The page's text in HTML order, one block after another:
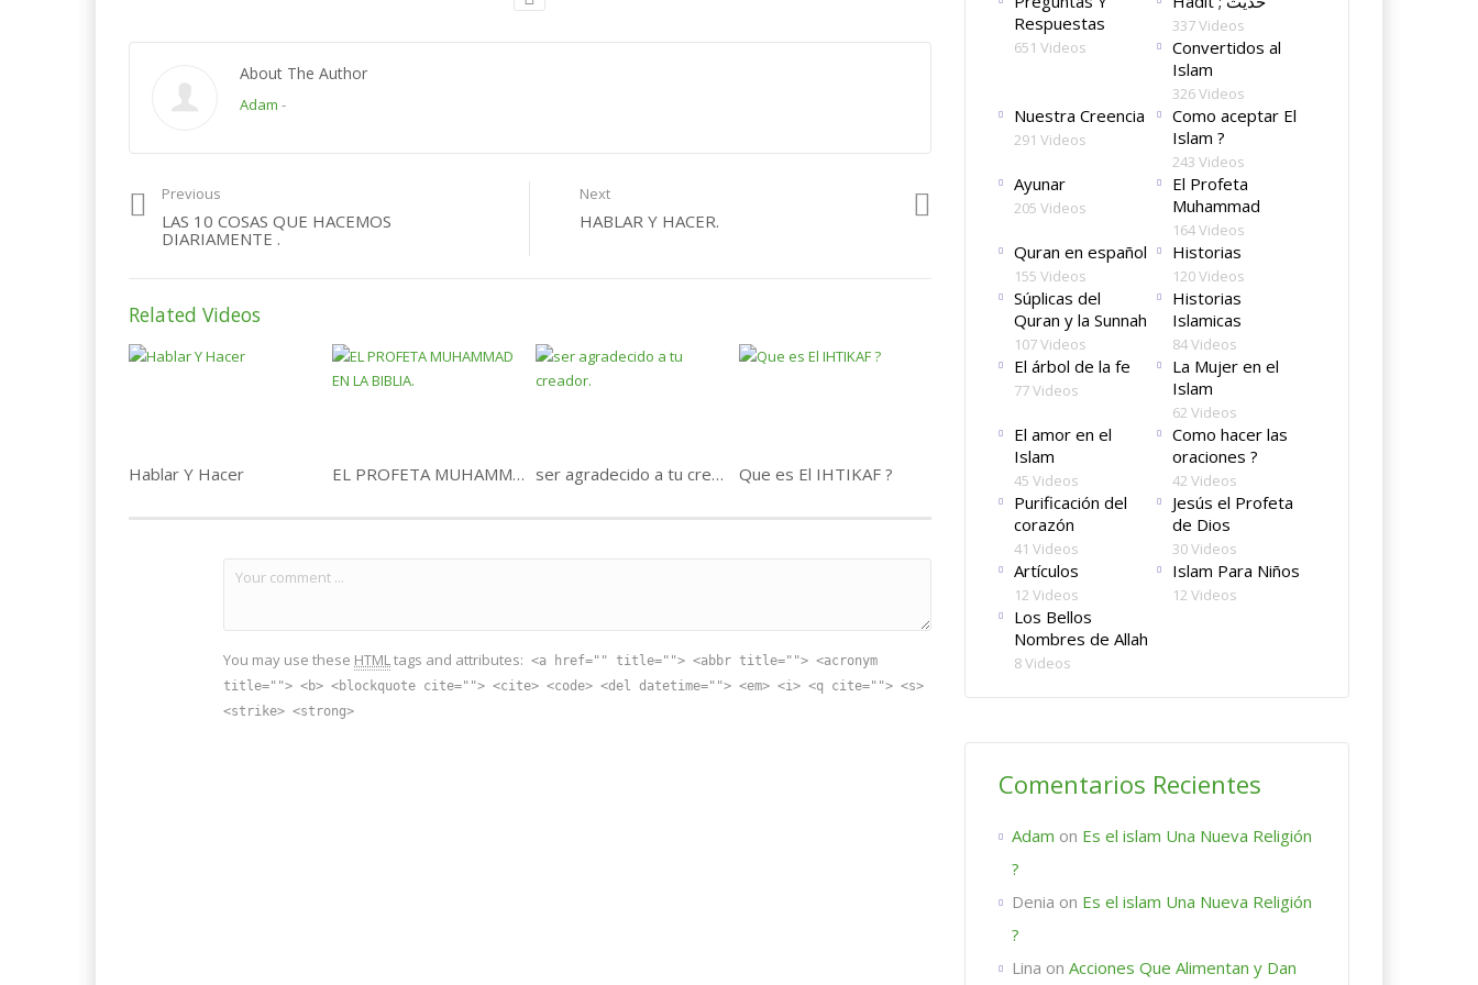
About The Author
Adam -
Previous
LAS 10 COSAS QUE HACEMOS
DIARIAMENTE .
Next
HABLAR Y HACER.
Related Videos
Hablar Y Hacer EL PROFETA MUHAMMAD EN LA BIBLIA. ser agradecido a tu creador. Que es El IHTIKAF ?
You may use these HTMLtags and attributes: <a href="" title=""> <abbr title=""> <acronym
title=""> <b> <blockquote cite=""> <cite> <code> <del datetime=""> <em> <i> <q cite=""> <s>
<strike> <strong>
Respuestas
651 Videos
337 Videos
Convertidos al
Islam
326 Videos
Nuestra Creencia
291 Videos
Como aceptar El
Islam ?
243 Videos
Ayunar
205 Videos
El Profeta
Muhammad
164 Videos
Quran en español
155 Videos
Historias
120 Videos
Súplicas del
Quran y la Sunnah
107 Videos
Historias
Islamicas
84 Videos
El árbol de la fe
77 Videos
La Mujer en el
Islam
62 Videos
El amor en el
Islam
45 Videos
Como hacer las
oraciones ?
42 Videos
Purificación del
corazón
41 Videos
Jesús el Profeta
de Dios
30 Videos
Artículos
12 Videos
Islam Para Niños
12 Videos
Los Bellos
Nombres de Allah
8 Videos
Comentarios Recientes
Adam on Es el islam Una Nueva Religión
?
Denia on Es el islam Una Nueva Religión
?
Lina on Acciones Que Alimentan y Dan